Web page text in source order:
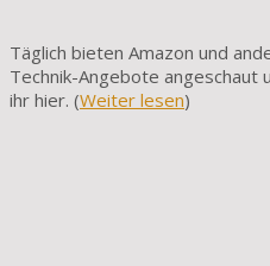
Täglich bieten Amazon und
Technik-An­gebote angeschaut
ihr hier. (Weiter lesen)